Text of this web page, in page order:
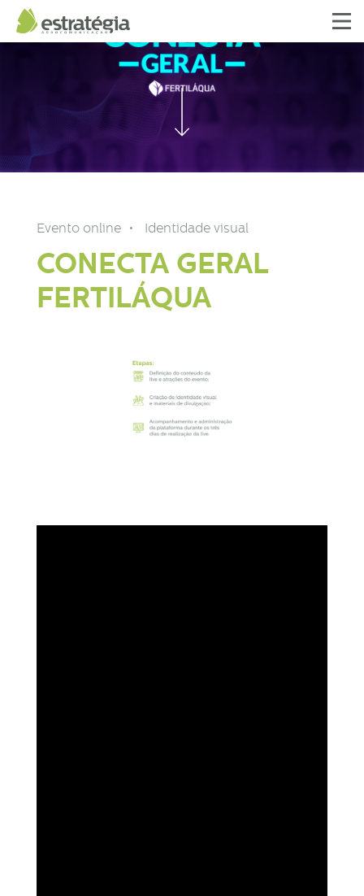
Evento online Identidade visual
CONECTA GERAL
FERTILÁQUA